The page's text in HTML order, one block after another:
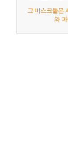
그 비스크돌은
와